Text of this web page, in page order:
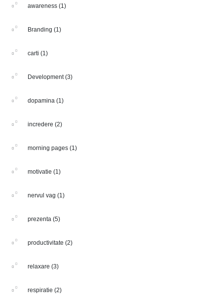
awareness (1)
Branding (1)
carti (1)
Development(3)
dopamina (1)
incredere (2)
morning pages (1)
motivatie (1)
nervul vag (1)
prezenta (5)
productivitate (2)
relaxare (3)
respiratie (2)